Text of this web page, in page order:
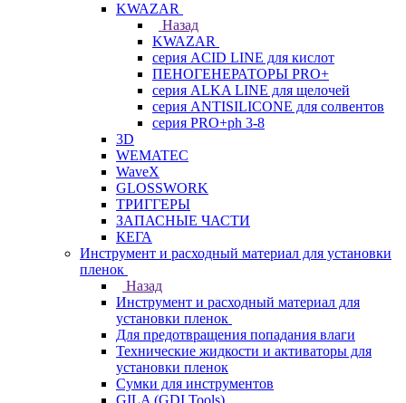
KWAZAR
Назад
KWAZAR
серия ACID LINE для кислот
ПЕНОГЕНЕРАТОРЫ PRO+
серия ALKA LINE для щелочей
серия ANTISILICONE для солвентов
серия PRO+ph 3-8
3D
WEMATEC
WaveX
GLOSSWORK
ТРИГГЕРЫ
ЗАПАСНЫЕ ЧАСТИ
КЕГА
Инструмент и расходный материал для установки
пленок
Назад
Инструмент и расходный материал для
установки пленок
Для предотвращения попадания влаги
Технические жидкости и активаторы для
установки пленок
Сумки для инструментов
GILA (GDI Tools)